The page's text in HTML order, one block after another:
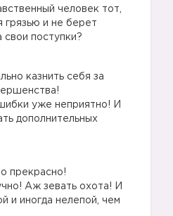
человек тот,
грязью и не берет
свои поступки?
казнить себя за
уже неприятно! И
дополнительных
прекрасно!
Аж зевать охота! И
и иногда нелепой, чем